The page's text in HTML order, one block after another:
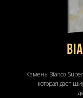
Камень Bianco
которая дает